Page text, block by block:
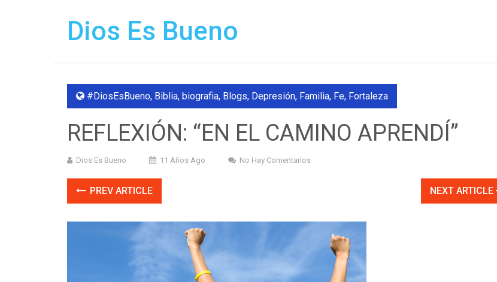
Dios Es Bueno
#DiosEsBueno, Biblia, biografia, Blogs, Depresión, Familia, Fe, Fortaleza
REFLEXIÓN: “EN EL CAMINO APRENDÍ”
Dios Es Bueno 11 Años Ago No Hay Comentarios
PREV ARTICLE NEXT ARTICLE